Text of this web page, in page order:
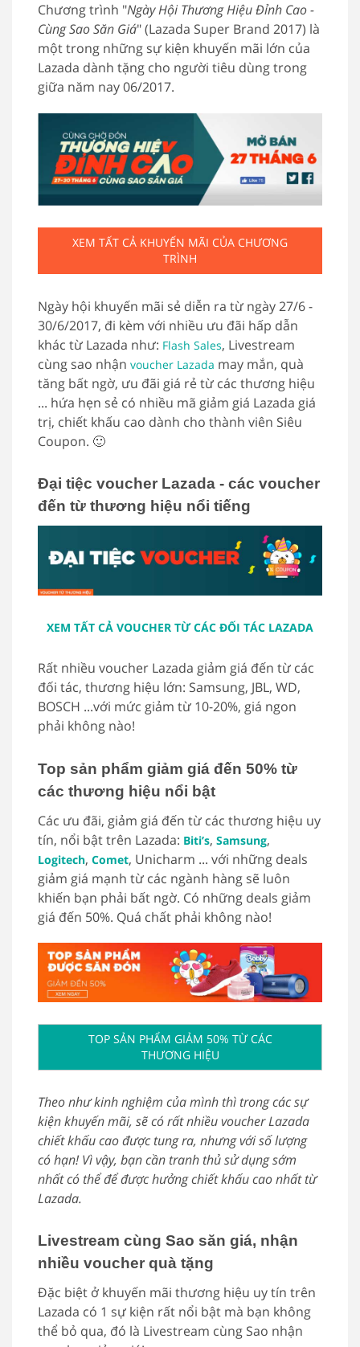
Chương trình "Ngày Hội Thương Hiệu Đỉnh Cao -
Cùng Sao Săn Giá" (Lazada Super Brand 2017) là
một trong những sự kiện khuyến mãi lớn của
Lazada dành tặng cho người tiêu dùng trong
giữa năm nay 06/2017.
XEM TẤT CẢ KHUYẾN MÃI CỦA CHƯƠNG
TRÌNH
Ngày hội khuyến mãi sẻ diễn ra từ ngày 27/6 -
30/6/2017, đi kèm với nhiều ưu đãi hấp dẫn
khác từ Lazada như: Flash Sales, Livestream
cùng sao nhận voucher Lazada may mắn, quà
tăng bất ngờ, ưu đãi giá rẻ từ các thương hiệu
... hứa hẹn sẻ có nhiều mã giảm giá Lazada giá
trị, chiết khấu cao dành cho thành viên Siêu
Coupon. 🙂
Đại tiệc voucher Lazada - các voucher
đến từ thương hiệu nổi tiếng
XEM TẤT CẢ VOUCHER TỪ CÁC ĐỐI TÁC LAZADA
Rất nhiều voucher Lazada giảm giá đến từ các
đối tác, thương hiệu lớn: Samsung, JBL, WD,
BOSCH ...với mức giảm từ 10-20%, giá ngon
phải không nào!
Top sản phẩm giảm giá đến 50% từ
các thương hiệu nổi bật
Các ưu đãi, giảm giá đến từ các thương hiệu uy
tín, nổi bật trên Lazada: Biti’s, Samsung,
Logitech, Comet, Unicharm ... với những deals
giảm giá mạnh từ các ngành hàng sẽ luôn
khiến bạn phải bất ngờ. Có những deals giảm
giá đến 50%. Quá chất phải không nào!
TOP SẢN PHẨM GIẢM 50% TỪ CÁC
THƯƠNG HIỆU
Theo như kinh nghiệm của mình thì trong các sự
kiện khuyến mãi, sẽ có rất nhiều voucher Lazada
chiết khấu cao được tung ra, nhưng với số lượng
có hạn! Vì vậy, bạn cần tranh thủ sử dụng sớm
nhất có thể để được hưởng chiết khấu cao nhất từ
Lazada.
Livestream cùng Sao săn giá, nhận
nhiều voucher quà tặng
Đặc biệt ở khuyến mãi thương hiệu uy tín trên
Lazada có 1 sự kiện rất nổi bật mà bạn không
thể bỏ qua, đó là Livestream cùng Sao nhận